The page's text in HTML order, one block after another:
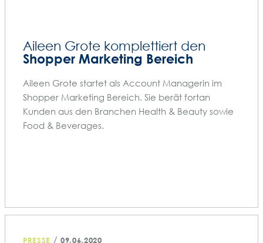
Aileen Grote komplettiert den
Shopper Marketing Bereich
Aileen Grote startet als Account Managerin im
Shopper Marketing Bereich. Sie berät fortan
Kunden aus den Branchen Health & Beauty sowie
Food & Beverages.
PRESSE /09.06.2020